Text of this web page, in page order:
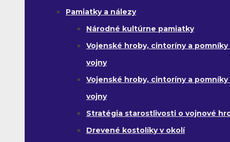
Pamiatky a nálezy
Národné kultúrne pamiatky
Vojenské hroby, cintoríny a pomníky
vojny
Vojenské hroby, cintoríny a pomníky
vojny
Stratégia starostlivosti o vojnové
Drevené kostolíky v okolí